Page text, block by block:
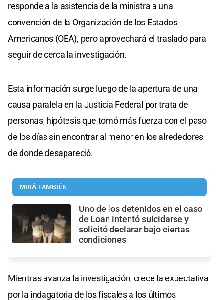
responde a la asistencia de la ministra a una
convención de la Organización de los Estados
Americanos (OEA), pero aprovechará el traslado para
seguir de cerca la investigación.
Esta información surge luego de la apertura de una
causa paralela en la Justicia Federal por trata de
personas, hipótesis que tomó más fuerza con el paso
de los días sin encontrar al menor en los alrededores
de donde desapareció.
MIRÁ TAMBIÉN
Uno de los detenidos en el caso
de Loan intentó suicidarse y
solicitó declarar bajo ciertas
condiciones
Mientras avanza la investigación, crece la expectativa
por la indagatoria de los fiscales a los últimos